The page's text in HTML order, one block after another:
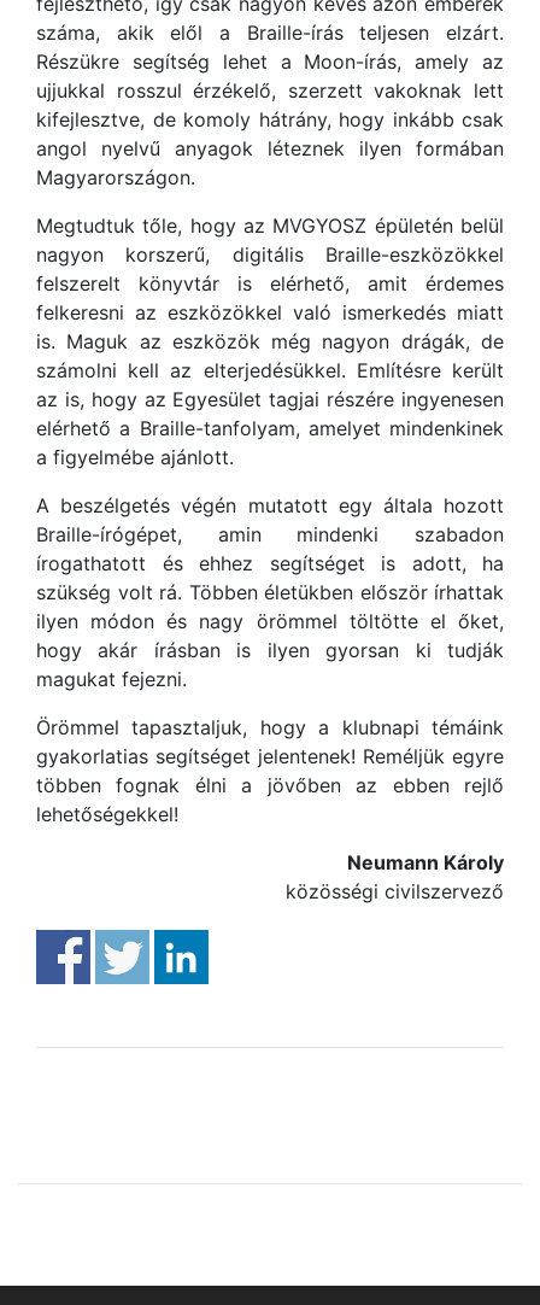
száma, akik elől a Braille-írás teljesen elzárt.
Részükre segítség lehet a Moon-írás, amely az
ujjukkal rosszul érzékelő, szerzett vakoknak lett
kifejlesztve, de komoly hátrány, hogy inkább csak
angol nyelvű anyagok léteznek ilyen formában
Magyarországon.
Megtudtuk tőle, hogy az MVGYOSZ épületén belül
nagyon korszerű, digitális Braille-eszközökkel
felszerelt könyvtár is elérhető, amit érdemes
felkeresni az eszközökkel való ismerkedés miatt
is. Maguk az eszközök még nagyon drágák, de
számolni kell az elterjedésükkel. Említésre került
az is, hogy az Egyesület tagjai részére ingyenesen
elérhető a Braille-tanfolyam, amelyet mindenkinek
a figyelmébe ajánlott.
A beszélgetés végén mutatott egy általa hozott
Braille-írógépet, amin mindenki szabadon
írogathatott és ehhez segítséget is adott, ha
szükség volt rá. Többen életükben először írhattak
ilyen módon és nagy örömmel töltötte el őket,
hogy akár írásban is ilyen gyorsan ki tudják
magukat fejezni.
Örömmel tapasztaljuk, hogy a klubnapi témáink
gyakorlatias segítséget jelentenek! Reméljük egyre
többen fognak élni a jövőben az ebben rejlő
lehetőségekkel!
Neumann Károly
közösségi civilszervező